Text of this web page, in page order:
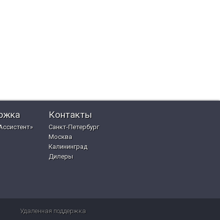
Контакты
Санкт-Петербург
Москва
Калининград
Дилеры
Удаленная поддержка